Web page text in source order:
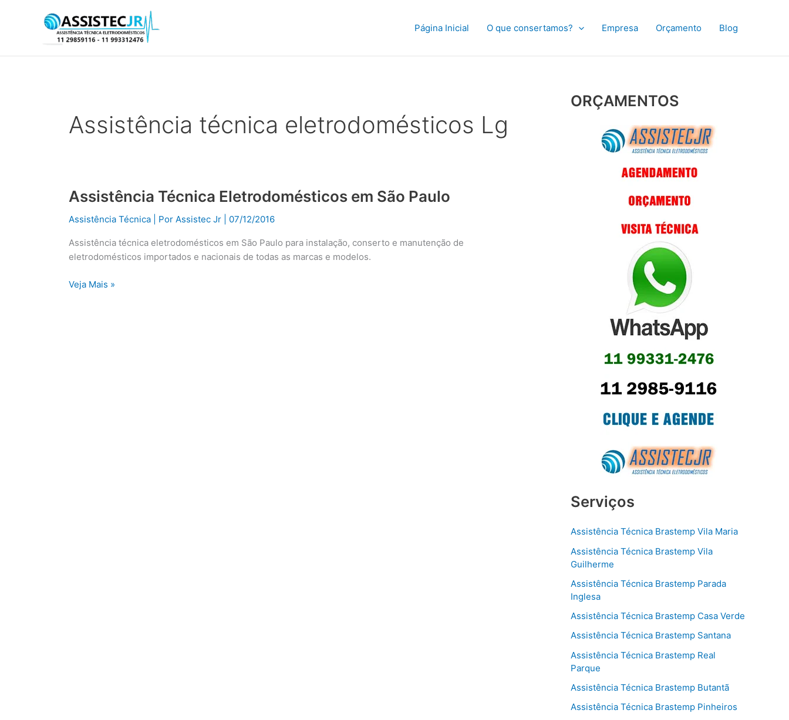
Página Inicial O que consertamos? Empresa Orçamento Blog
Assistência técnica eletrodomésticos Lg
Assistência Técnica Eletrodomésticos em São Paulo
Assistência Técnica | Por Assistec Jr 07/12/2016
Assistência técnica eletrodomésticos em São Paulo para instalação, conserto e manutenção de
eletrodomésticos importados e nacionais de todas as marcas e modelos.
Assistência
Eletrodomésticos
São
Paulo
Veja Mais »
ORÇAMENTOS
Serviços
Assistência Técnica Brastemp Vila Maria
Assistência Técnica Brastemp Vila
Guilherme
Assistência Técnica Brastemp Parada
Inglesa
Assistência Técnica Brastemp Casa Verde
Assistência Técnica Brastemp Santana
Assistência Técnica Brastemp Real
Parque
Assistência Técnica Brastemp Butantã
Assistência Técnica Brastemp Pinheiros